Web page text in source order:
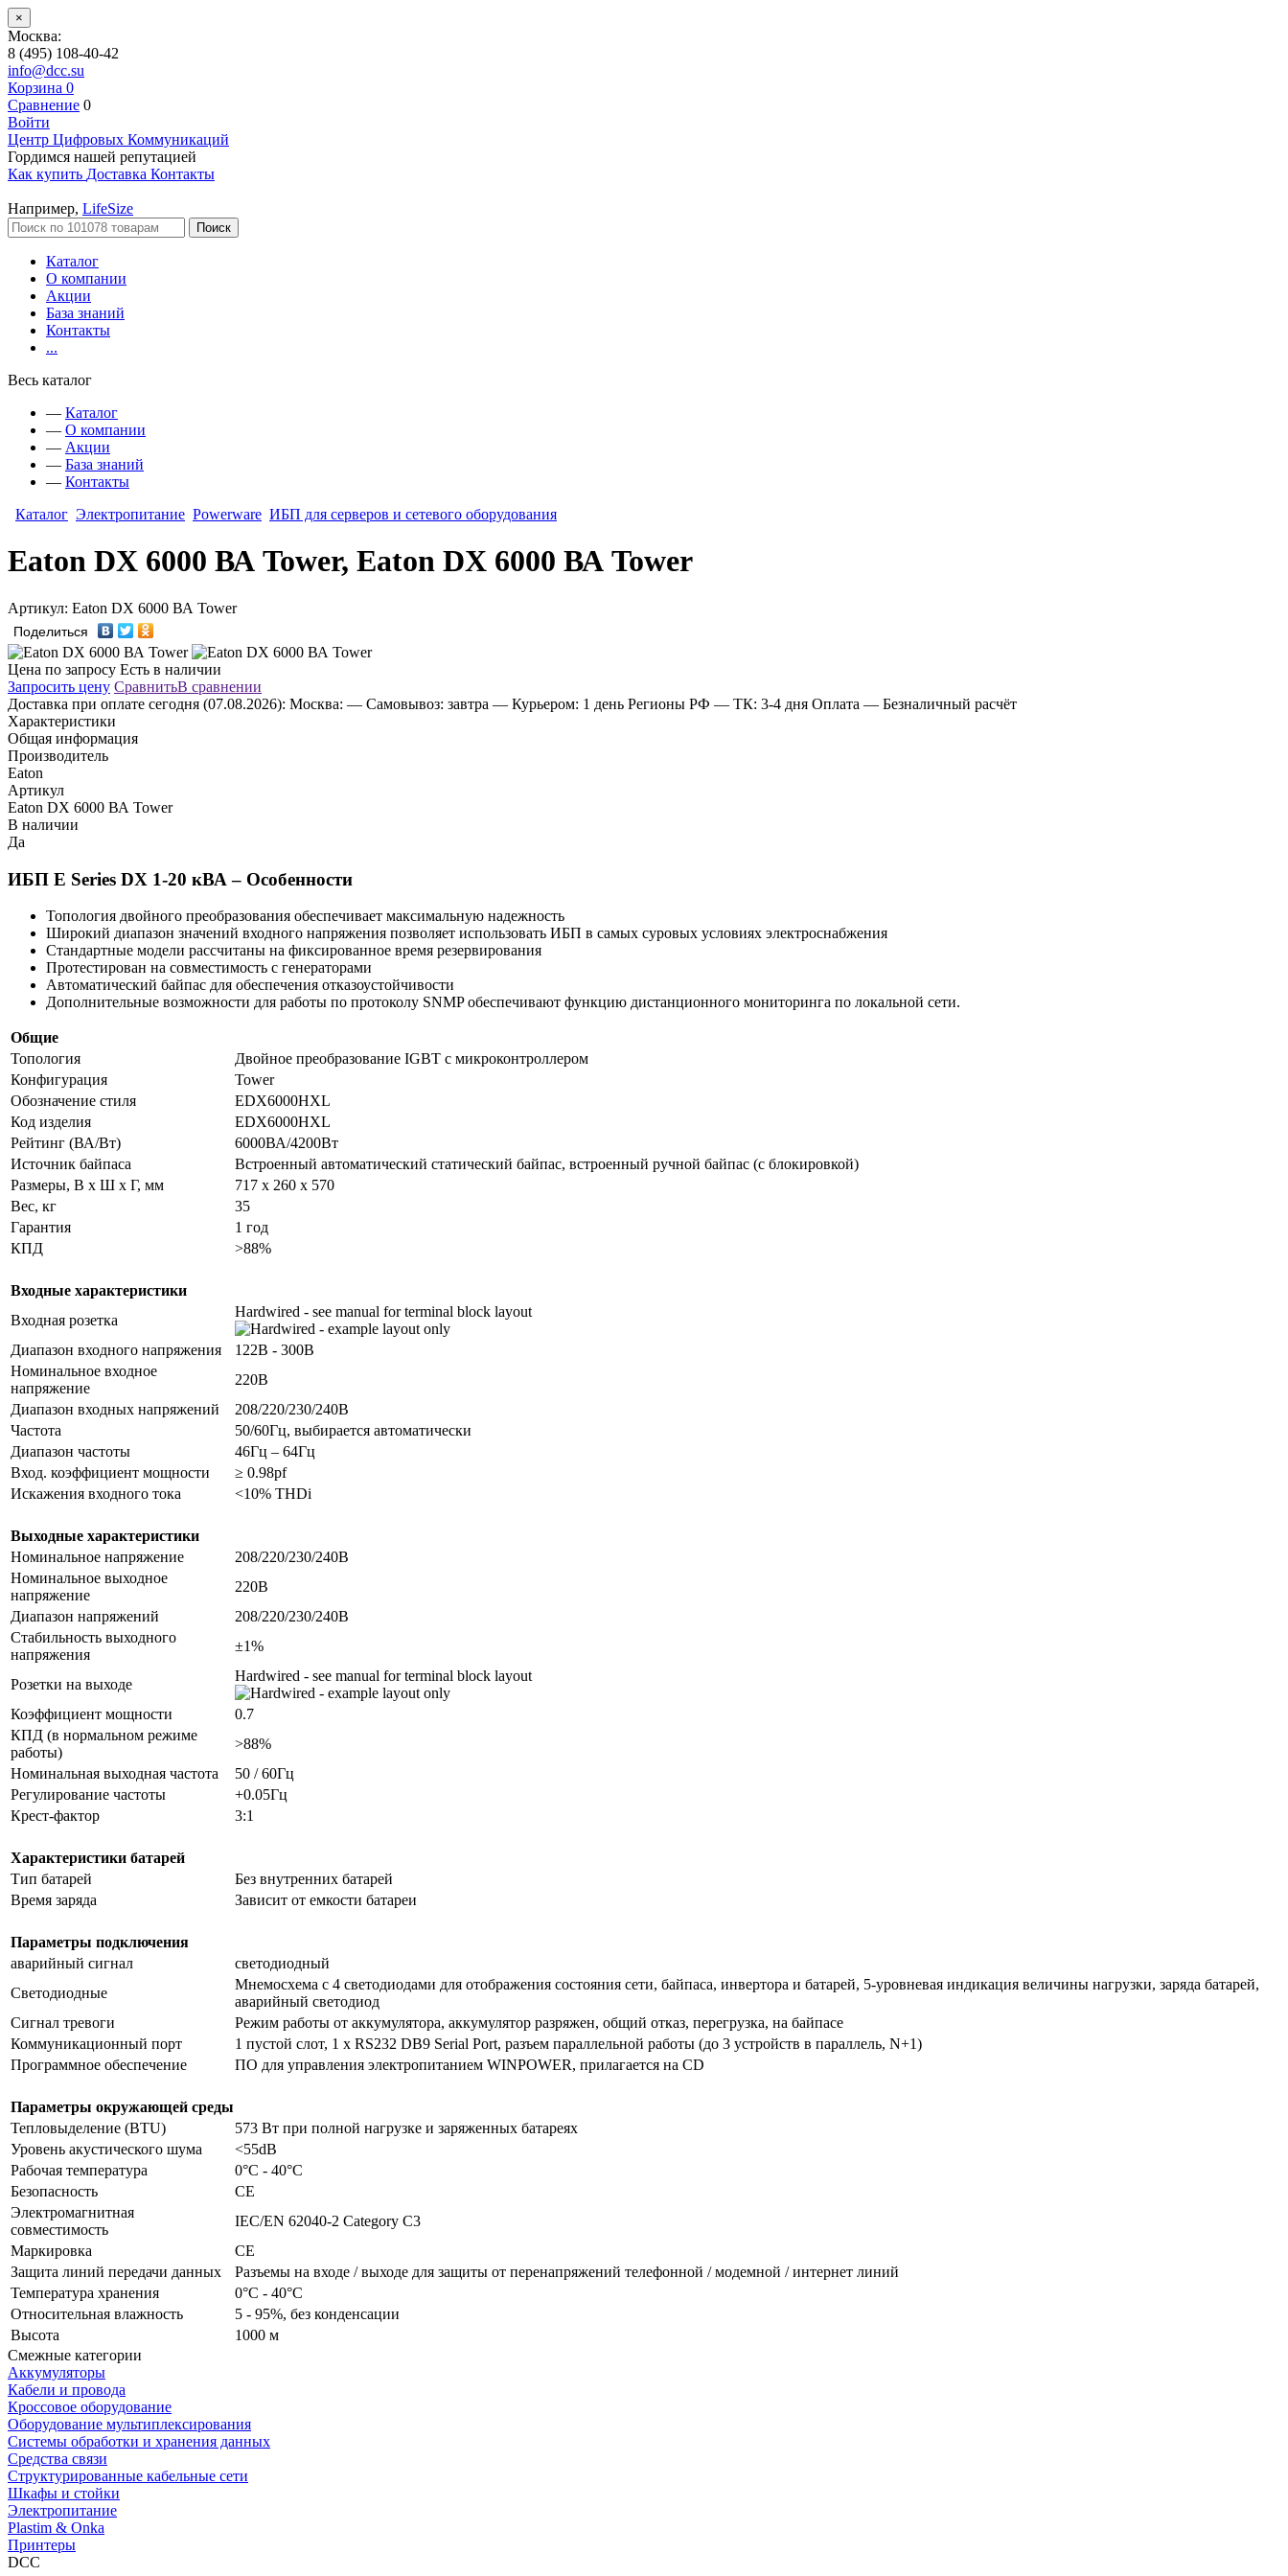
×
Москва:
8 (495) 108-40-42
info@dcc.su
Корзина 0
Сравнение 0
Войти
Центр Цифровых Коммуникаций
Гордимся нашей репутацией
Как купить Доставка Контакты
Например, LifeSize
Поиск
Каталог
О компании
Акции
База знаний
Контакты
...
Весь каталог
— Каталог
— О компании
— Акции
— База знаний
— Контакты
Каталог Электропитание Powerware ИБП для серверов и сетевого оборудования
Eaton DX 6000 ВА Tower, Eaton DX 6000 ВА Tower
Артикул: Eaton DX 6000 ВА Tower
Поделиться
Цена по запросу Есть в наличии
Запросить цену СравнитьВ сравнении
Доставка при оплате сегодня (07.08.2026): Москва: — Самовывоз: завтра — Курьером: 1 день Регионы РФ — ТК: 3-4 дня Оплата — Безналичный расчёт
Характеристики
Общая информация
Производитель
Eaton
Артикул
Eaton DX 6000 ВА Tower
В наличии
Да
ИБП E Series DX 1-20 кВА – Особенности
Топология двойного преобразования обеспечивает максимальную надежность
Широкий диапазон значений входного напряжения позволяет использовать ИБП в самых суровых условиях электроснабжения
Стандартные модели рассчитаны на фиксированное время резервирования
Протестирован на совместимость с генераторами
Автоматический байпас для обеспечения отказоустойчивости
Дополнительные возможности для работы по протоколу SNMP обеспечивают функцию дистанционного мониторинга по локальной сети.
Общие
Топология
Двойное преобразование IGBT с микроконтроллером
Конфигурация
Tower
Обозначение стиля
EDX6000HXL
Код изделия
EDX6000HXL
Рейтинг (ВА/Вт)
6000ВА/4200Вт
Источник байпаса
Встроенный автоматический статический байпас, встроенный ручной байпас (с блокировкой)
Размеры, В x Ш x Г, мм
717 x 260 x 570
Вес, кг
35
Гарантия
1 год
КПД
>88%
Входные характеристики
Входная розетка
Hardwired - see manual for terminal block layout
Диапазон входного напряжения
122В - 300В
Номинальное входное
напряжение
220B
Диапазон входных напряжений
208/220/230/240B
Частота
50/60Гц, выбирается автоматически
Диапазон частоты
46Гц – 64Гц
Вход. коэффициент мощности
≥ 0.98pf
Искажения входного тока
<10% THDi
Выходные характеристики
Номинальное напряжение
208/220/230/240B
Номинальное выходное
напряжение
220B
Диапазон напряжений
208/220/230/240B
Стабильность выходного
напряжения
±1%
Розетки на выходе
Hardwired - see manual for terminal block layout
Коэффициент мощности
0.7
КПД (в нормальном режиме
работы)
>88%
Номинальная выходная частота
50 / 60Гц
Регулирование частоты
+0.05Гц
Крест-фактор
3:1
Характеристики батарей
Тип батарей
Без внутренних батарей
Время заряда
Зависит от емкости батареи
Параметры подключения
аварийный сигнал
светодиодный
Светодиодные
Мнемосхема с 4 светодиодами для отображения состояния сети, байпаса, инвертора и батарей, 5-уровневая индикация величины нагрузки, заряда батарей,
аварийный светодиод
Сигнал тревоги
Режим работы от аккумулятора, аккумулятор разряжен, общий отказ, перегрузка, на байпасе
Коммуникационный порт
1 пустой слот, 1 x RS232 DB9 Serial Port, разъем параллельной работы (до 3 устройств в параллель, N+1)
Программное обеспечение
ПО для управления электропитанием WINPOWER, прилагается на СD
Параметры окружающей среды
Тепловыделение (BTU)
573 Вт при полной нагрузке и заряженных батареях
Уровень акустического шума
<55dB
Рабочая температура
0°C - 40°C
Безопасность
CE
Электромагнитная
совместимость
IEC/EN 62040-2 Category C3
Маркировка
CE
Защита линий передачи данных
Разъемы на входе / выходе для защиты от перенапряжений телефонной / модемной / интернет линий
Температура хранения
0°C - 40°C
Относительная влажность
5 - 95%, без конденсации
Высота
1000 м
Смежные категории
Аккумуляторы
Кабели и провода
Кроссовое оборудование
Оборудование мультиплексирования
Системы обработки и хранения данных
Средства связи
Структурированные кабельные сети
Шкафы и стойки
Электропитание
Plastim & Onka
Принтеры
DCC